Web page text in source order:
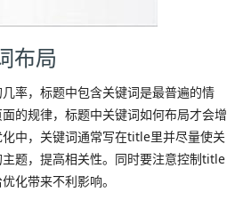
布局
率，标题中包含关键词是最普遍的情
的规律，标题中关键词如何布局才会增
中，关键词通常写在title里并尽量使关
题，提高相关性。同时要注意控制title
化带来不利影响。